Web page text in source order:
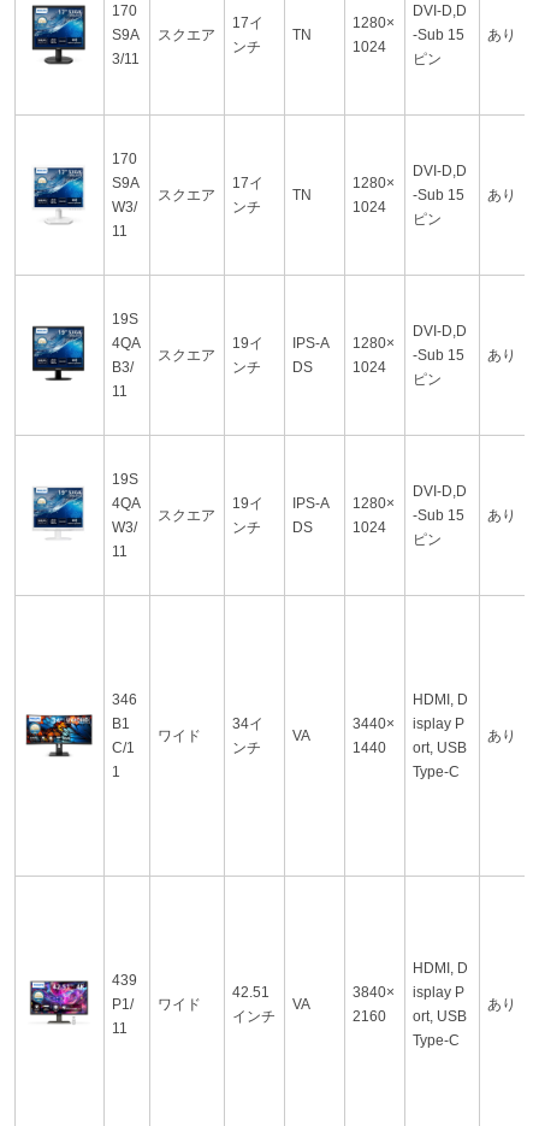
170
S9A
3/11
スクエア
17イ
ンチ
TN
1280×
1024
DVI-D,D
-Sub 15
ピン
あり
170
S9A
W3/
11
スクエア
17イ
ンチ
TN
1280×
1024
DVI-D,D
-Sub 15
ピン
あり
19S
4QA
B3/
11
スクエア
19イ
ンチ
IPS-A
DS
1280×
1024
DVI-D,D
-Sub 15
ピン
あり
19S
4QA
W3/
11
スクエア
19イ
ンチ
IPS-A
DS
1280×
1024
DVI-D,D
-Sub 15
ピン
あり
346
B1
C/1
1
ワイド
34イ
ンチ
VA
3440×
1440
HDMI, D
isplay P
ort, USB
Type-C
あり
439
P1/
11
ワイド
42.51
インチ
VA
3840×
2160
HDMI, D
isplay P
ort, USB
Type-C
あり